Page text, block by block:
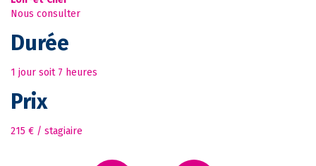
Nous consulter
Durée
1 jour soit 7 heures
Prix
215 € / stagiaire